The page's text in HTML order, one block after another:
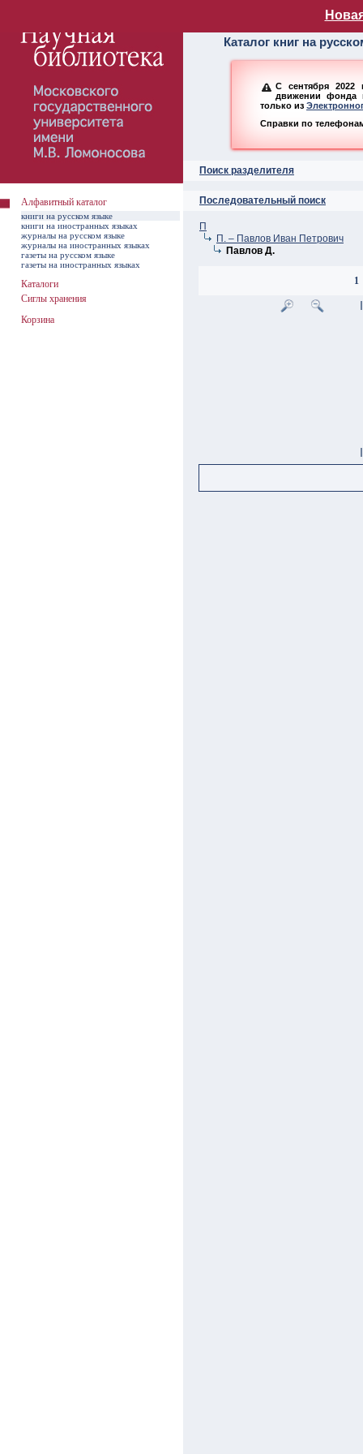
Алфавитный
Каталог книг на
С сентября 2022
движении фонда
только из
Справки по
Поиск разделителя
Последовательный поиск
П
П. – Павлов Иван Петрович
Павлов Д.
1
Алфавитный каталог
книги на русском языке
книги на иностранных языках
журналы на русском языке
журналы на иностранных языках
газеты на русском языке
газеты на иностранных языках
Каталоги
Сиглы хранения
Корзина